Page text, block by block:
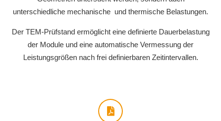
unterschiedliche mechanische und thermische Belastungen.
Der TEM-Prüfstand ermöglicht eine definierte Dauerbelastung
der Module und eine automatische Vermessung der
Leistungsgrößen nach frei definierbaren Zeitintervallen.